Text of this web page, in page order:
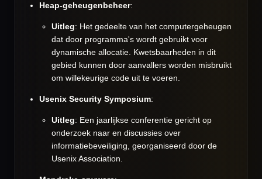
Heap-geheugenbeheer:
Uitleg: Het gedeelte van het computergeheugen
dat door programma's wordt gebruikt voor
dynamische allocatie. Kwetsbaarheden in dit
gebied kunnen door aanvallers worden misbruikt
om willekeurige code uit te voeren.
Usenix Security Symposium:
Uitleg: Een jaarlijkse conferentie gericht op
onderzoek naar en discussies over
informatiebeveiliging, georganiseerd door de
Usenix Association.